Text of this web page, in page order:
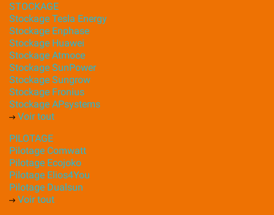
STOCKAGE
Stockage Tesla Energy
Stockage Enphase
Stockage Huawei
Stockage Atmoce
Stockage SunPower
Stockage Sungrow
Stockage Fronius
Stockage APsystems
Voir tout
PILOTAGE
Pilotage Comwatt
Pilotage Ecojoko
Pilotage Elios4You
Pilotage Dualsun
Voir tout